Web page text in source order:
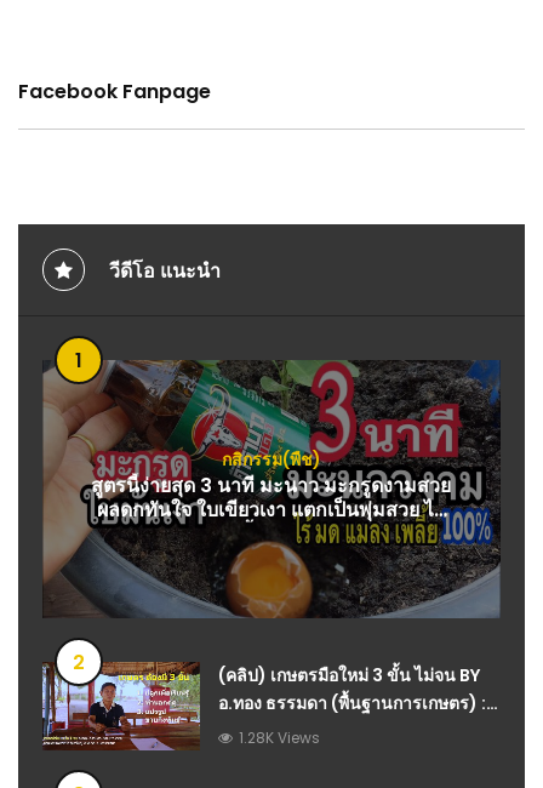
Facebook Fanpage
วีดีโอ แนะนำ
1
กสิกรรม(พืช)
สูตรนี้ง่ายสุด 3 นาที มะนาว มะกรูดงามสวย
ผลดกทันใจ ใบเขียวเงา แตกเป็นพุ่มสวย ไล่
มด เพลี้ย พืชผักงาม
2
(คลิป) เกษตรมือใหม่ 3 ขั้น ไม่จน BY
อ.ทอง ธรรมดา (พื้นฐานการเกษตร) :
วีดีโอ เกษตร
1.28K Views